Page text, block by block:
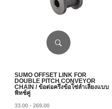
SUMO OFFSET LINK FOR
DOUBLE PITCH CONVEYOR
CHAIN / ข้อต่อครึ่งข้อโซ่ลำเลียงแบบ
พิทช์คู่
33.00 - 269.00